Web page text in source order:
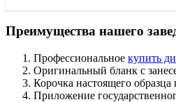
Преимущества нашего
Профессиональное купить
Оригинальный бланк с
Корочка настоящего образца
Приложение